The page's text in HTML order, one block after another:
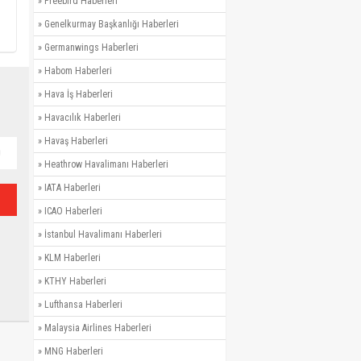
» Genelkurmay Başkanlığı Haberleri
» Germanwings Haberleri
» Habom Haberleri
» Hava İş Haberleri
» Havacılık Haberleri
» Havaş Haberleri
» Heathrow Havalimanı Haberleri
» IATA Haberleri
» ICAO Haberleri
» İstanbul Havalimanı Haberleri
» KLM Haberleri
» KTHY Haberleri
» Lufthansa Haberleri
» Malaysia Airlines Haberleri
» MNG Haberleri